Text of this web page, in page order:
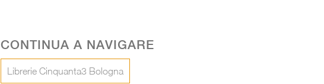
CONTINUA A NAVIGARE
Librerie Cinquanta3 Bologna